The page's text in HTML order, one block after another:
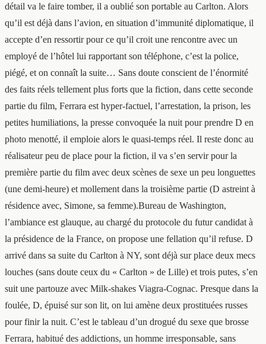
détail va le faire tomber, il a oublié son portable au Carlton. Alors
qu’il est déjà dans l’avion, en situation d’immunité diplomatique, il
accepte d’en ressortir pour ce qu’il croit une rencontre avec un
employé de l’hôtel lui rapportant son téléphone, c’est la police,
piégé, et on connaît la suite… Sans doute conscient de l’énormité
des faits réels tellement plus forts que la fiction, dans cette seconde
partie du film, Ferrara est hyper-factuel, l’arrestation, la prison, les
petites humiliations, la presse convoquée la nuit pour prendre D en
photo menotté, il emploie alors le quasi-temps réel. Il reste donc au
réalisateur peu de place pour la fiction, il va s’en servir pour la
première partie du film avec deux scènes de sexe un peu longuettes
(une demi-heure) et mollement dans la troisième partie (D astreint à
résidence avec, Simone, sa femme).Bureau de Washington,
l’ambiance est glauque, au chargé du protocole du futur candidat à
la présidence de la France, on propose une fellation qu’il refuse. D
arrivé dans sa suite du Carlton à NY, sont déjà sur place deux mecs
louches (sans doute ceux du « Carlton » de Lille) et trois putes, s’en
suit une partouze avec Milk-shakes Viagra-Cognac. Presque dans la
foulée, D, épuisé sur son lit, on lui amène deux prostituées russes
pour finir la nuit. C’est le tableau d’un drogué du sexe que brosse
Ferrara, habitué des addictions, un homme irresponsable, sans